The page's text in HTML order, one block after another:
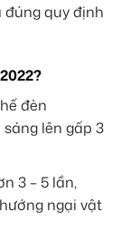
đúng quy định
đèn
lên gấp 3
3 – 5 lần,
ngại vật